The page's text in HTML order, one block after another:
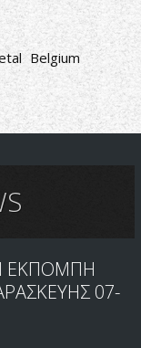
Belgium
ΕΚΠΟΜΠΗ
07-